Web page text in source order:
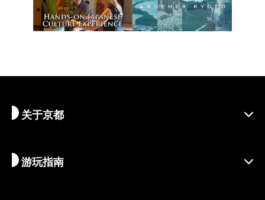
关于京都
探寻京都
游玩指南